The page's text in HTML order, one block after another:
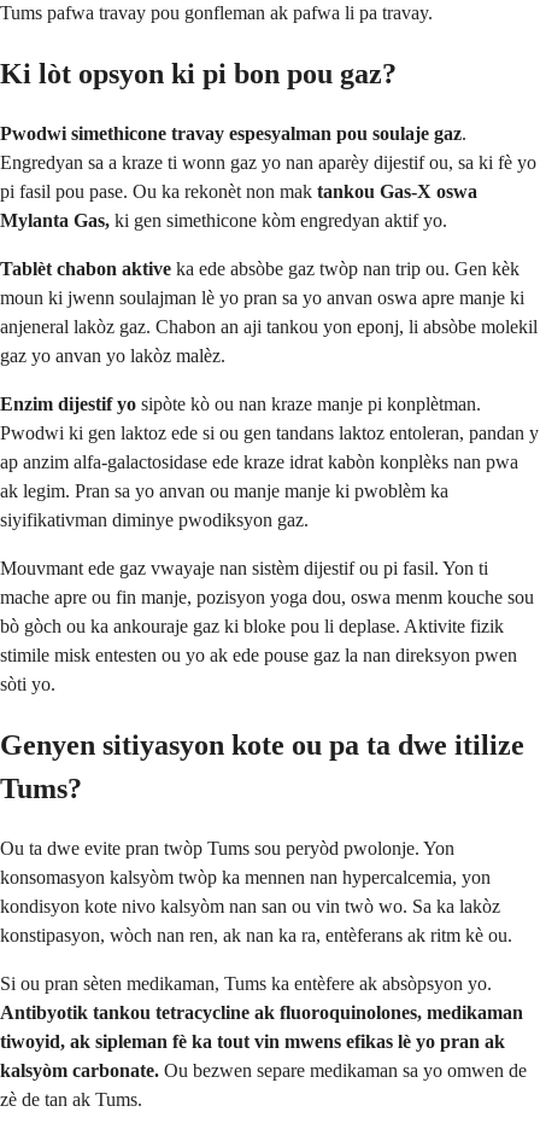
Tums pafwa travay pou gonfleman ak pafwa li pa travay.
Ki lòt opsyon ki pi bon pou gaz?
Pwodwi simethicone travay espesyalman pou soulaje gaz.
Engredyan sa a kraze ti wonn gaz yo nan aparèy dijestif ou, sa ki fè yo
pi fasil pou pase. Ou ka rekonèt non mak tankou Gas-X oswa
Mylanta Gas, ki gen simethicone kòm engredyan aktif yo.
Tablèt chabon aktive ka ede absòbe gaz twòp nan trip ou. Gen kèk
moun ki jwenn soulajman lè yo pran sa yo anvan oswa apre manje ki
anjeneral lakòz gaz. Chabon an aji tankou yon eponj, li absòbe molekil
gaz yo anvan yo lakòz malèz.
Enzim dijestif yo sipòte kò ou nan kraze manje pi konplètman.
Pwodwi ki gen laktoz ede si ou gen tandans laktoz entoleran, pandan y
ap anzim alfa-galactosidase ede kraze idrat kabòn konplèks nan pwa
ak legim. Pran sa yo anvan ou manje manje ki pwoblèm ka
siyifikativman diminye pwodiksyon gaz.
Mouvmant ede gaz vwayaje nan sistèm dijestif ou pi fasil. Yon ti
mache apre ou fin manje, pozisyon yoga dou, oswa menm kouche sou
bò gòch ou ka ankouraje gaz ki bloke pou li deplase. Aktivite fizik
stimile misk entesten ou yo ak ede pouse gaz la nan direksyon pwen
sòti yo.
Genyen sitiyasyon kote ou pa ta dwe itilize
Tums?
Ou ta dwe evite pran twòp Tums sou peryòd pwolonje. Yon
konsomasyon kalsyòm twòp ka mennen nan hypercalcemia, yon
kondisyon kote nivo kalsyòm nan san ou vin twò wo. Sa ka lakòz
konstipasyon, wòch nan ren, ak nan ka ra, entèferans ak ritm kè ou.
Si ou pran sèten medikaman, Tums ka entèfere ak absòpsyon yo.
Antibyotik tankou tetracycline ak fluoroquinolones, medikaman
tiwoyid, ak sipleman fè ka tout vin mwens efikas lè yo pran ak
kalsyòm carbonate. Ou bezwen separe medikaman sa yo omwen de
zè de tan ak Tums.